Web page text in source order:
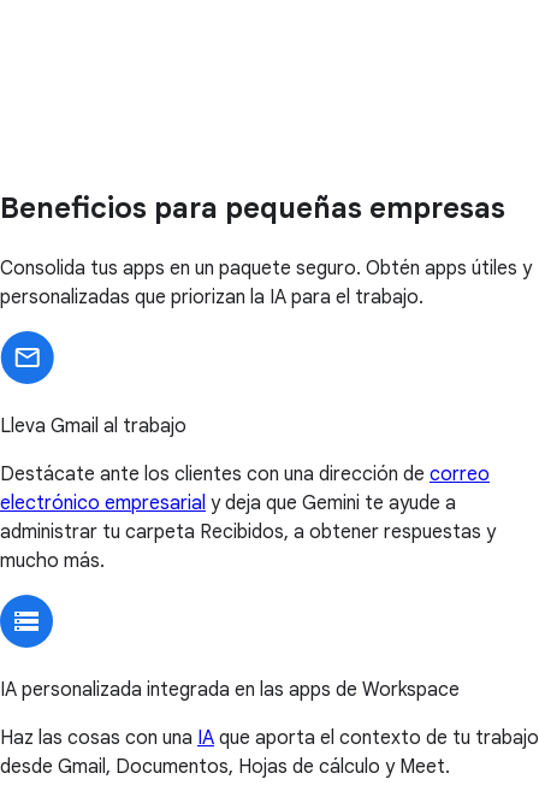
Beneficios para pequeñas empresas
Consolida tus apps en un paquete seguro. Obtén apps útiles y
personalizadas que priorizan la IA para el trabajo.
Lleva Gmail al trabajo
Destácate ante los clientes con una dirección de correo
electrónico empresarial y deja que Gemini te ayude a
administrar tu carpeta Recibidos, a obtener respuestas y
mucho más.
IA personalizada integrada en las apps de Workspace
Haz las cosas con una IA que aporta el contexto de tu trabajo
desde Gmail, Documentos, Hojas de cálculo y Meet.